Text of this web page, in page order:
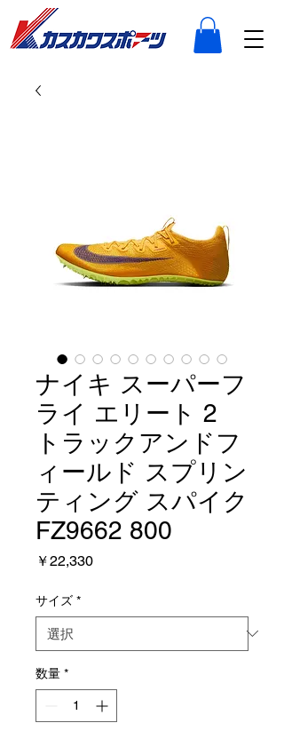
ナイキ スーパーフ
ライ エリート 2
トラックアンドフ
ィールド スプリン
ティング スパイク
FZ9662 800
￥22,330価
サイズ *
数量 *